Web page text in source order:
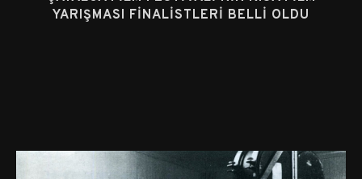
YARIŞMASI FINALISTLERI BELLI OLDU